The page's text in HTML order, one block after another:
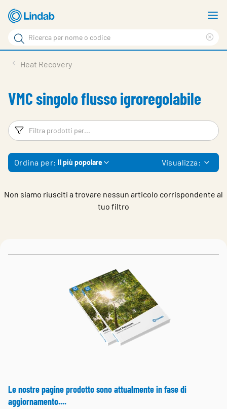
Vai
contenuto
principale
Cerca
Cerca
Soluzioni
Downloads
Strumenti
Contatti
Heat Recovery
VMC singolo flusso igroregolabile
Filtri
Ordina per: Il più popolare Visualizza:
Non siamo riusciti a trovare nessun articolo corrispondente al
tuo filtro
Le nostre pagine prodotto sono attualmente in fase di
aggiornamento....